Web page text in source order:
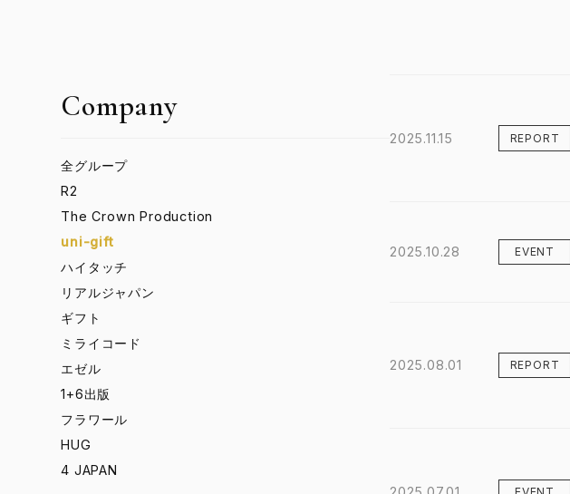
Company
全グループ
R2
The Crown Production
uni-gift
ハイタッチ
リアルジャパン
ギフト
ミライコード
エゼル
1+6出版
フラワール
HUG
4 JAPAN
2025.11.15 REPORT
2025.10.28 EVENT
2025.08.01 REPORT